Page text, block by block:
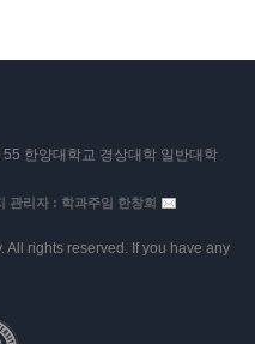
한양대학교 경상대학 일반대학
관리자 : 학과주임 한창희
rights reserved. If you have any